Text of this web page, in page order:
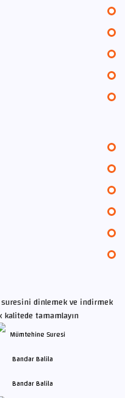
dinlemek ve indirmek
tamamlayın
Bandar Balila